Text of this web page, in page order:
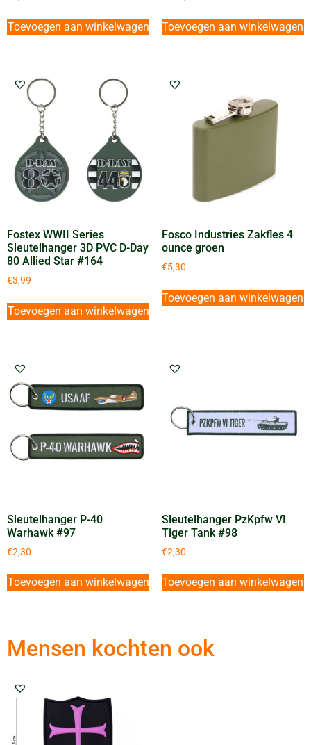
Toevoegen aan winkelwagen Toevoegen aan winkelwagen
Fostex WWII Series
Sleutelhanger 3D PVC D-Day
80 Allied Star #164
€3,99
Toevoegen aan winkelwagen
Fosco Industries Zakfles 4
ounce groen
€5,30
Toevoegen aan winkelwagen
Sleutelhanger P-40
Warhawk #97
€2,30
Toevoegen aan winkelwagen
Sleutelhanger PzKpfw VI
Tiger Tank #98
€2,30
Toevoegen aan winkelwagen
Mensen kochten ook